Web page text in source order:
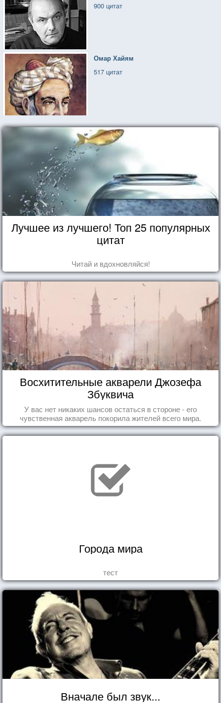
900 цитат
Омар Хайям
517 цитат
Лучшее из лучшего! Топ 25 популярных
цитат
Читай и вдохновляйся!
Восхитительные акварели Джозефа
Збуквича
У вас нет никаких шансов остаться в стороне - его
чувственная акварель покорила жителей всего мира.
Города мира
тест
Вначале был звук...